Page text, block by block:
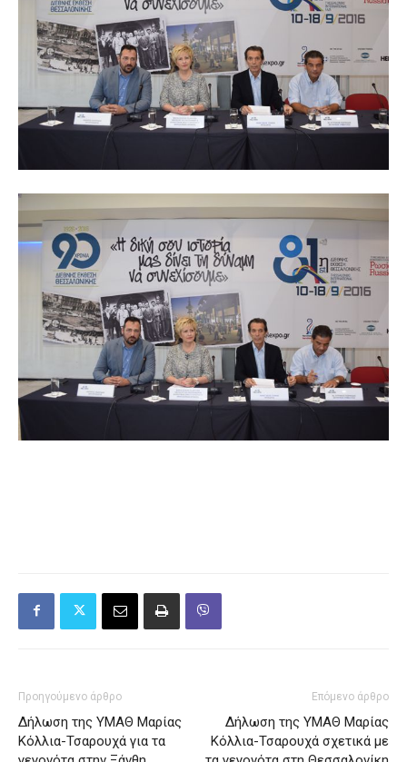
Προηγούμενο άρθρο
Δήλωση της ΥΜΑΘ Μαρίας
Κόλλια-Τσαρουχά για τα
Επόμενο άρθρο
Δήλωση της ΥΜΑΘ Μαρίας
Κόλλια-Τσαρουχά σχετικά με